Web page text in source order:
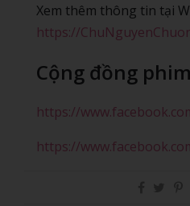
Xem thêm thông tin tại
https://
Cộng đồng
https://
https://